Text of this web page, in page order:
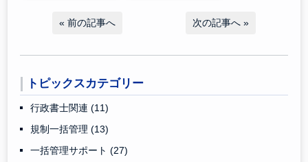
« 前の記事へ 次の記事へ »
トピックスカテゴリー
行政書士関連(11)
規制一括管理(13)
一括管理サポート(27)